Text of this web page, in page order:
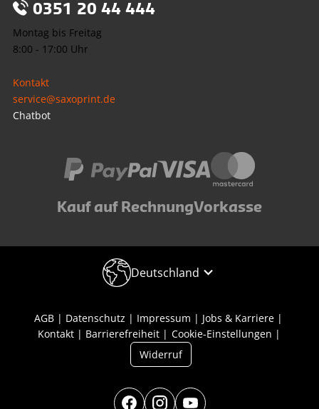
0351 20 44 444
Montag bis Freitag
8:00 - 17:00 Uhr
Kontakt
service@saxoprint.de
Chatbot
Kauf auf RechnungVorkasse
Deutschland
AGB Datenschutz Impressum
Jobs & Karriere
Kontakt
Barrierefreiheit
Cookie-Einstellungen
Widerruf